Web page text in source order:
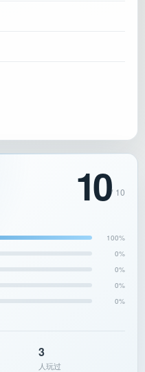
10/ 10
100%
0%
0%
0%
0%
3
人玩过